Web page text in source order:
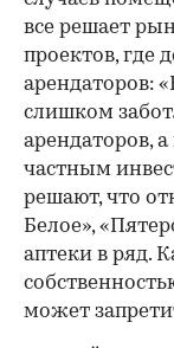
все решает
проектов, где
арендаторов:
слишком
арендаторов,
частным
решают, что
Белое»,
аптеки в ряд.
может